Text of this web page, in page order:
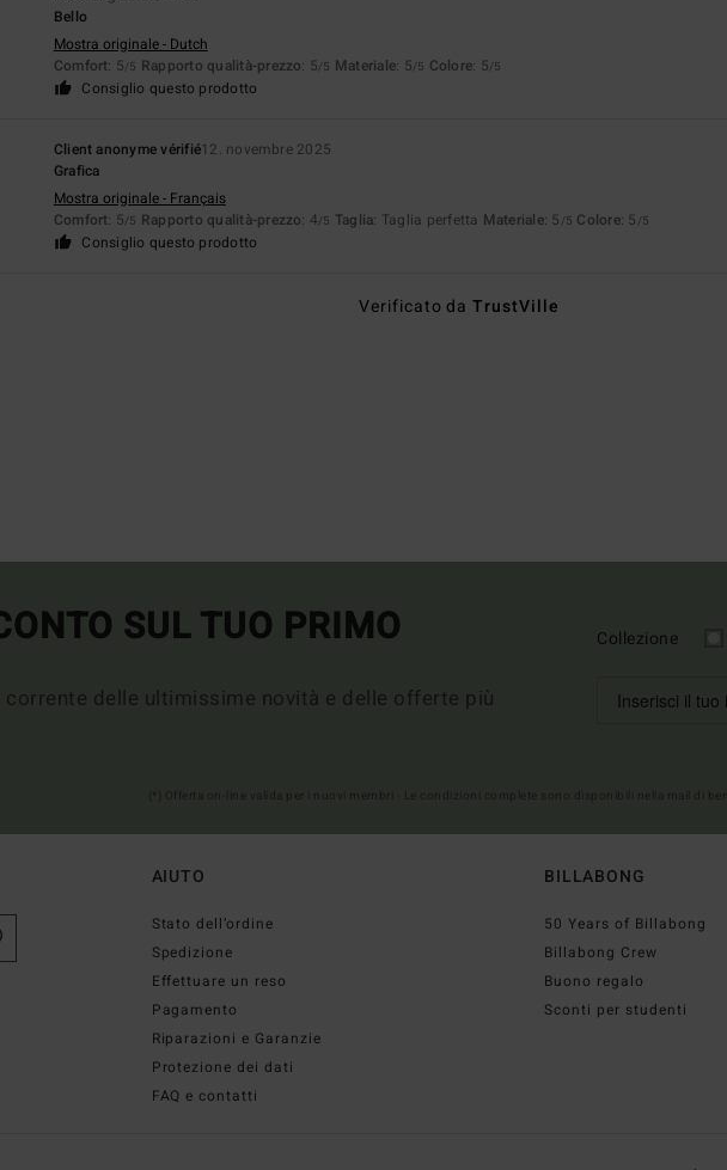
Bello
Mostra originale - Dutch
Comfort: 5/5 Rapporto qualità-prezzo: 5/5 Materiale: 5/5 Colore: 5/5
Consiglio questo prodotto
Client anonyme vérifié12. novembre 2025
Grafica
Mostra originale - Français
Comfort: 5/5 Rapporto qualità-prezzo: 4/5 Taglia: Taglia perfetta Materiale: 5 /5 Colore: 5 /5
Consiglio questo prodotto
Verificato daTrustVille
SUL TUO PRIMO
delle ultimissime novità e delle offerte più
Collezione
AIUTO
Stato dell’ordine
Spedizione
Effettuare un reso
Pagamento
Riparazioni e Garanzie
Protezione dei dati
FAQ e contatti
BILLABONG
50 Years of Billabong
Billabong Crew
Buono regalo
Sconti per studenti